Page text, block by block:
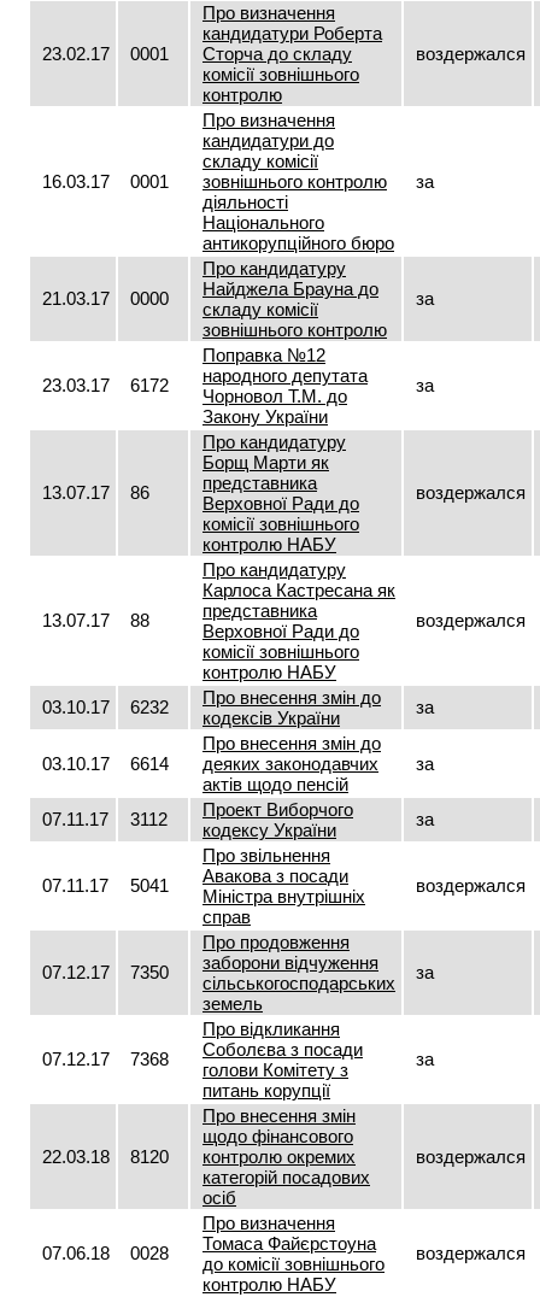
23.02.17 0001
Про визначення
кандидатури Роберта
Сторча до складу
комісії зовнішнього
контролю
воздержался
16.03.17 0001
Про визначення
кандидатури до
складу комісії
зовнішнього контролю
діяльності
Національного
антикорупційного бюро
за
21.03.17 0000
Про кандидатуру
Найджела Брауна до
складу комісії
зовнішнього контролю
за
23.03.17 6172
Поправка №12
народного депутата
Чорновол Т.М. до
Закону України
за
13.07.17 86
Про кандидатуру
Борщ Марти як
представника
Верховної Ради до
комісії зовнішнього
контролю НАБУ
воздержался
13.07.17 88
Про кандидатуру
Карлоса Кастресана як
представника
Верховної Ради до
комісії зовнішнього
контролю НАБУ
воздержался
03.10.17 6232
Про внесення змін до
кодексів України
за
03.10.17 6614
Про внесення змін до
деяких законодавчих
актів щодо пенсій
за
07.11.17 3112
Проект Виборчого
кодексу України
за
07.11.17 5041
Про звільнення
Авакова з посади
Міністра внутрішніх
справ
воздержался
07.12.17 7350
Про продовження
заборони відчуження
сільськогосподарських
земель
за
07.12.17 7368
Про відкликання
Соболєва з посади
голови Комітету з
питань корупції
за
22.03.18 8120
Про внесення змін
щодо фінансового
контролю окремих
категорій посадових
осіб
воздержался
07.06.18 0028
Про визначення
Томаса Файєрстоуна
до комісії зовнішнього
контролю НАБУ
воздержался